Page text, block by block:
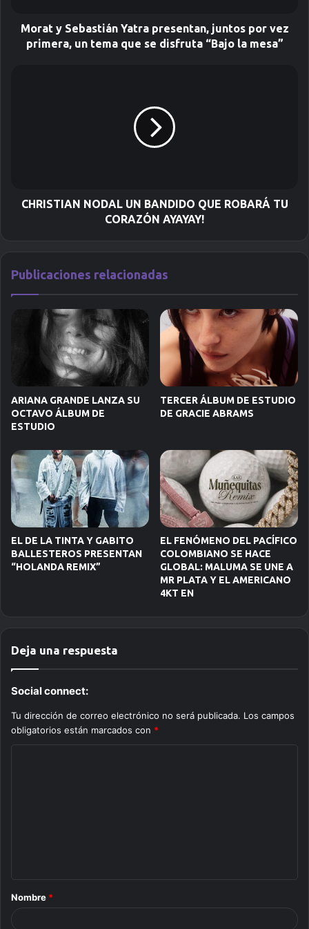
Morat y Sebastián Yatra presentan, juntos por vez
primera, un tema que se disfruta “Bajo la mesa”
CHRISTIAN NODAL UN BANDIDO QUE ROBARÁ TU
CORAZÓN AYAYAY!
Publicaciones relacionadas
ARIANA GRANDE LANZA SU
OCTAVO ÁLBUM DE
ESTUDIO
TERCER ÁLBUM DE ESTUDIO
DE GRACIE ABRAMS
EL DE LA TINTA Y GABITO
BALLESTEROS PRESENTAN
“HOLANDA REMIX”
EL FENÓMENO DEL PACÍFICO
COLOMBIANO SE HACE
GLOBAL: MALUMA SE UNE A
MR PLATA Y EL AMERICANO
4KT EN
Deja una respuesta
Social connect:
Tu dirección de correo electrónico no será publicada. Los campos
obligatorios están marcados con *
r
Nombre *